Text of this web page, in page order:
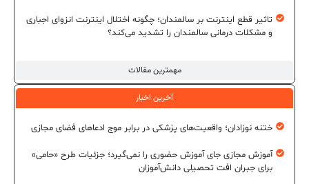
مهمترین مقالات
تاثیر قطع اینترنت بر سالمندان؛ چگونه اختلال اینترنت انزوای اجباری
و مشکلات درمانی سالمندان را تشدید می‌کند؟
آخرین اخبار
ختنه نوزادان؛ واقعیت‌های پزشکی در برابر موج ادعاهای فضای مجازی
آموزش مجازی جای آموزش حضوری را نمی‌گیرد؛ جزئیات طرح «حامی»
برای جبران افت تحصیلی دانش‌آموزان